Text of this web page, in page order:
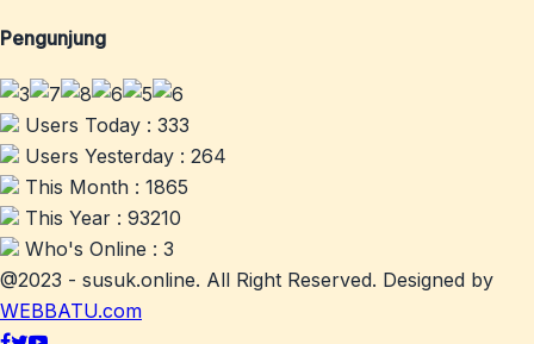
Pengunjung
Users Today : 333
Users Yesterday : 264
This Month : 1865
This Year : 93210
Who's Online : 3
@2023 - susuk.online. All Right Reserved. Designed by
WEBBATU.com